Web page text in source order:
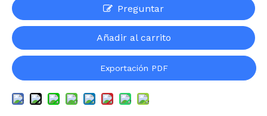
Preguntar
Añadir al carrito
Exportación PDF